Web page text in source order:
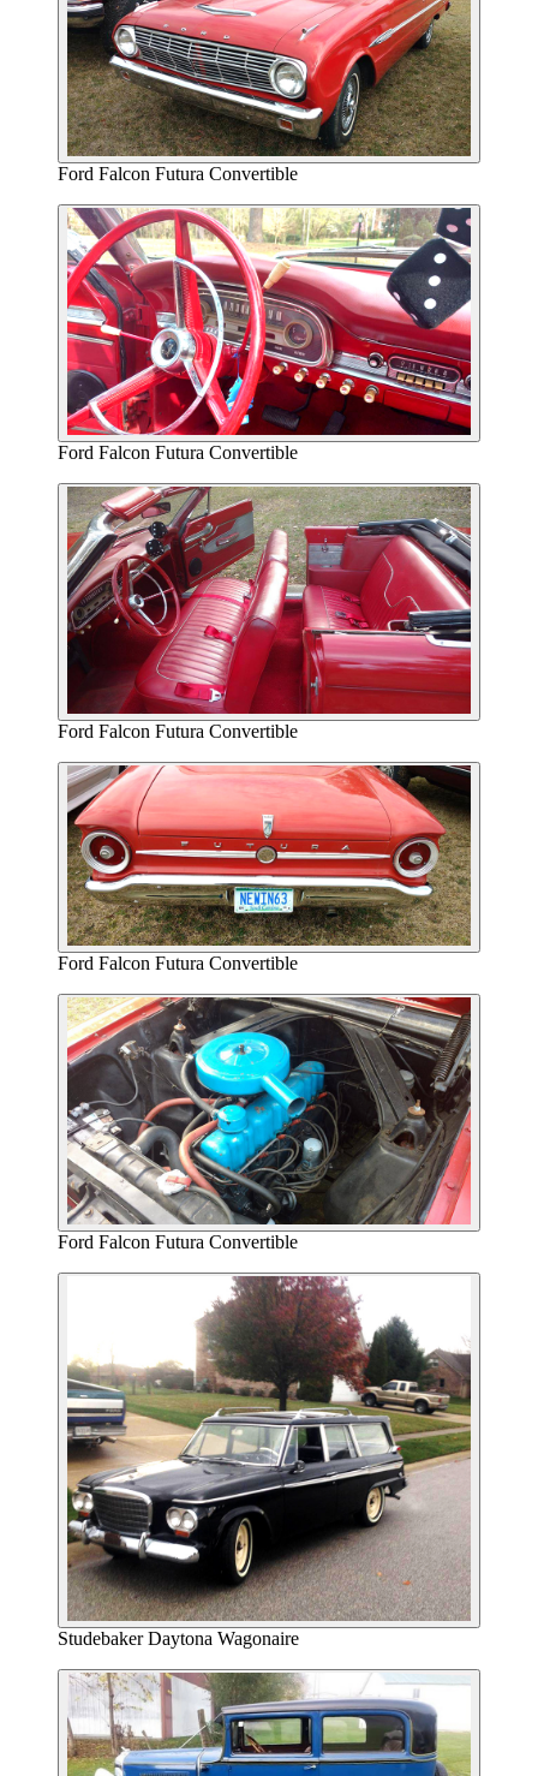
Ford Falcon Futura Convertible
Ford Falcon Futura Convertible
Ford Falcon Futura Convertible
Ford Falcon Futura Convertible
Ford Falcon Futura Convertible
Studebaker Daytona Wagonaire